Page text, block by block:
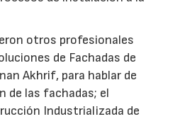
otros profesionales
de Fachadas de
Akhrif, para hablar de
de las fachadas; el
Industrializada de